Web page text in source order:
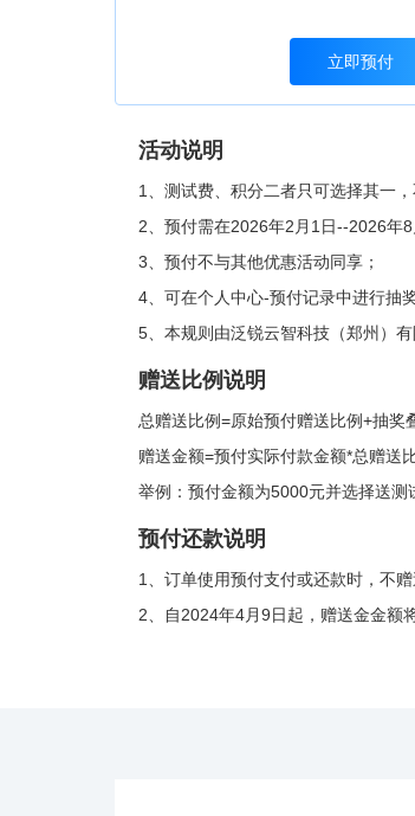
立即预付
活动说明
1、测试费、积分二者只可选择其一
2、预付需在2026年2月1日--2026年
3、预付不与其他优惠活动同享；
4、可在个人中心-预付记录中进行抽
5、本规则由泛锐云智科技（郑州）
赠送比例说明
总赠送比例=原始预付赠送比例+抽奖
赠送金额=预付实际付款金额*总赠送
举例：预付金额为5000元并选择送测
预付还款说明
1、订单使用预付支付或还款时，不赠
2、自2024年4月9日起，赠送金金额